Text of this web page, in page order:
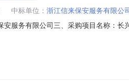
中标单位： 浙江信来保安服务有限公
服务有限公司三、采购项目名称：
联系方式1、采购人名称：长兴县教